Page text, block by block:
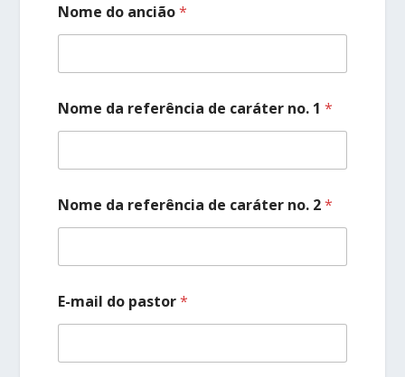
Nome do ancião*
Nome da referência de caráter no. 1*
Nome da referência de caráter no. 2*
E-mail do pastor*